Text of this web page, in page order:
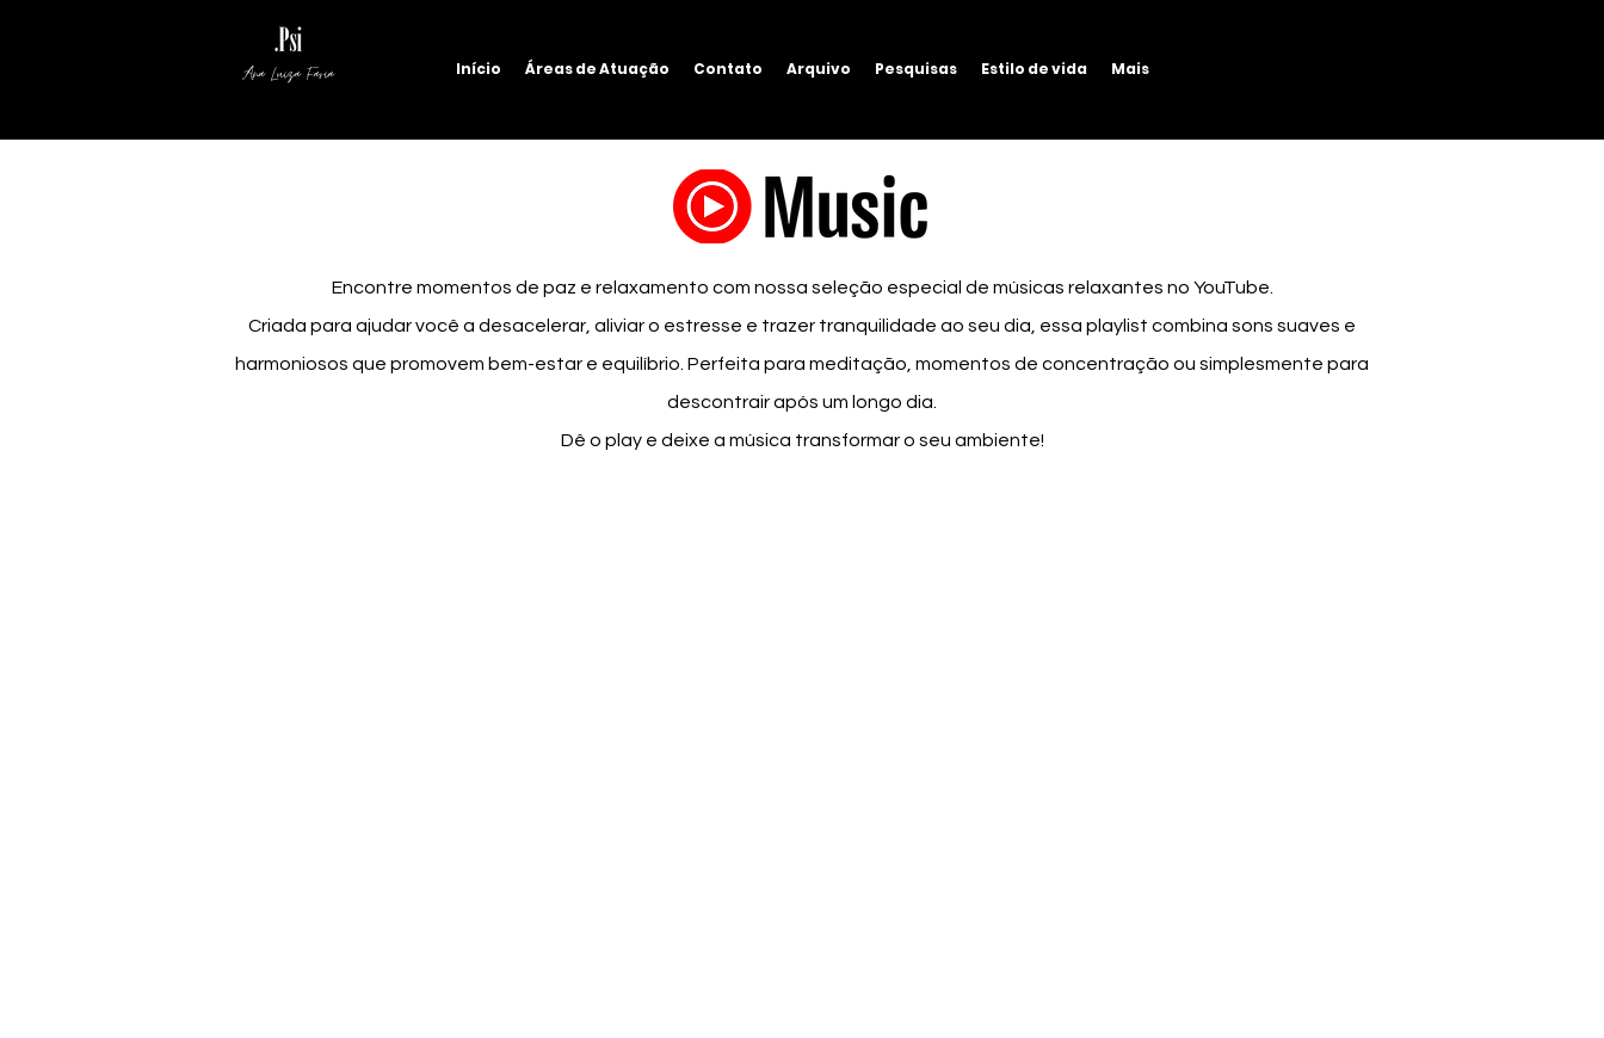
Ana Luiza Faria Início Áreas de Atuação Contato Arquivo Pesquisas Estilo de vida Mais
Encontre momentos de paz e relaxamento com nossa seleção especial de músicas relaxantes no YouTube.
Criada para ajudar você a desacelerar, aliviar o estresse e trazer tranquilidade ao seu dia, essa playlist combina sons suaves e
harmoniosos que promovem bem-estar e equilíbrio. Perfeita para meditação, momentos de concentração ou simplesmente para
descontrair após um longo dia.
Dê o play e deixe a música transformar o seu ambiente!